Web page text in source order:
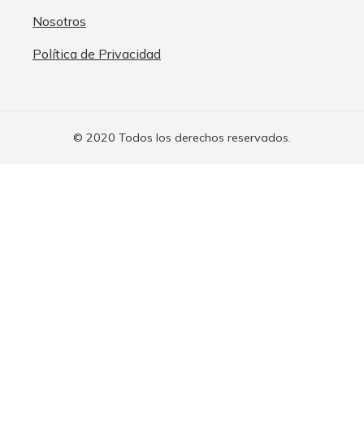
Nosotros
Política de Privacidad
© 2020 Todos los derechos reservados.